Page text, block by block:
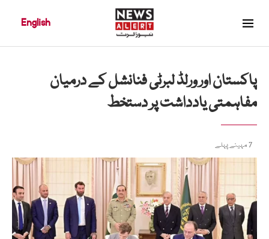
English
پاکستان اور ورلڈ لبرٹی فنانشل کے درمیان
مفاہمتی یادداشت پر دستخط
7 مہینے پہلے